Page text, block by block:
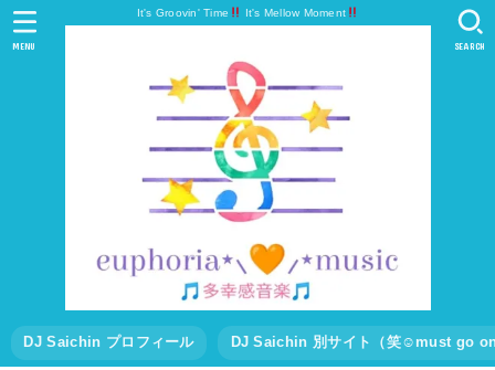
It's Groovin' Time It's Mellow Moment
DJ Saichin プロフィール DJ Saichin 別サイト（笑☺must go
SEARCH
MENU